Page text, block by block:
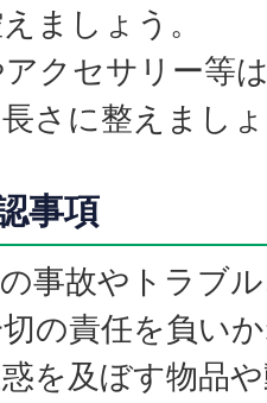
ましょう。
クセサリー等
さに整えまし
事項
事故やトラブ
の責任を負い
を及ぼす物品